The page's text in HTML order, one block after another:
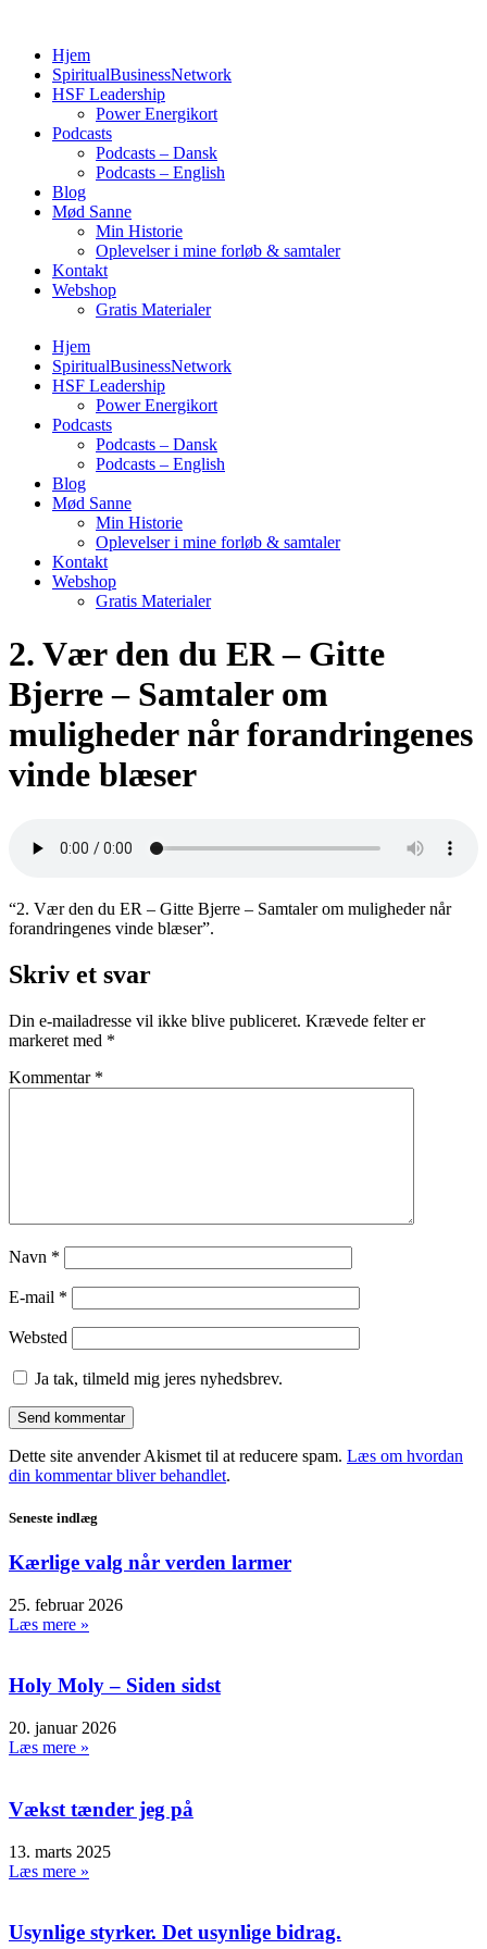
indholdHjem
SpiritualBusinessNetwork
HSF Leadership
Power Energikort
Podcasts
Podcasts – Dansk
Podcasts – English
Blog
Mød Sanne
Min Historie
Oplevelser i mine forløb & samtaler
Kontakt
Webshop
Gratis Materialer
Hjem
SpiritualBusinessNetwork
HSF Leadership
Power Energikort
Podcasts
Podcasts – Dansk
Podcasts – English
Blog
Mød Sanne
Min Historie
Oplevelser i mine forløb & samtaler
Kontakt
Webshop
Gratis Materialer
2. Vær den du ER – Gitte
Bjerre – Samtaler om
muligheder når forandringenes
vinde blæser
“2. Vær den du ER – Gitte Bjerre – Samtaler om muligheder når
forandringenes vinde blæser”.
Skriv et svar
Din e-mailadresse vil ikke blive publiceret. Krævede felter er
markeret med *
Kommentar *
Navn *
E-mail *
Websted
Ja tak, tilmeld mig jeres nyhedsbrev.
Dette site anvender Akismet til at reducere spam. Læs om hvordan
din kommentar bliver behandlet.
Seneste indlæg
Kærlige valg når verden larmer
25. februar 2026
Læs mere »
Holy Moly – Siden sidst
20. januar 2026
Læs mere »
Vækst tænder jeg på
13. marts 2025
Læs mere »
Usynlige styrker. Det usynlige bidrag.